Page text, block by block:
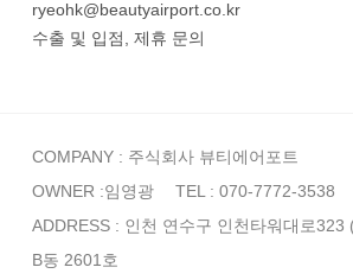
ryeohk@beautyairport.co.kr
수출 및 입점, 제휴 문의
COMPANY : 주식회사 뷰티에어포트
OWNER :임영광
TEL : 070-7772-3538
ADDRESS : 인천 연수구 인천타워대로323
B동 2601호